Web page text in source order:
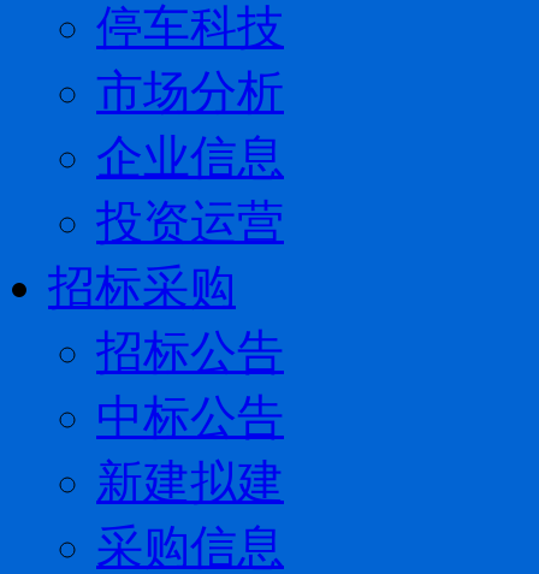
停车科技
市场分析
企业信息
投资运营
招标采购
招标公告
中标公告
新建拟建
采购信息